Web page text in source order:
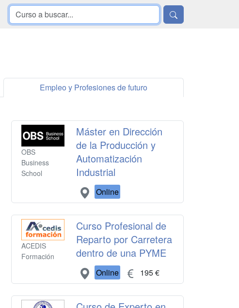
Empleo y Profesiones de futuro
OBS
Business
School
Máster en Dirección
de la Producción y
Automatización
Industrial
Online
ACEDIS
Formación
Curso Profesional de
Reparto por Carretera
dentro de una PYME
Online 195 €